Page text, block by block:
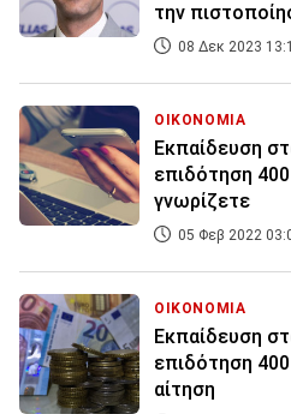
την
08 Δεκ 2023
ΟΙΚΟΝΟΜΙΑ
Εκπαίδευση
επιδότηση
γνωρίζετε
05 Φεβ 2022
ΟΙΚΟΝΟΜΙΑ
Εκπαίδευση
επιδότηση
αίτηση